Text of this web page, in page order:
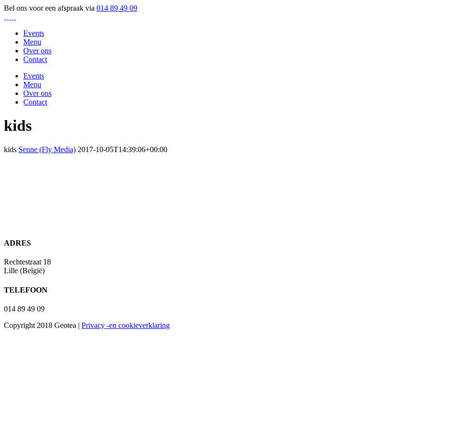
Bel ons voor een afspraak via 014 89 49 09
Events
Menu
Over ons
Contact
Events
Menu
Over ons
Contact
kids
kids Senne (Fly Media) 2017-10-05T14:39:06+00:00
ADRES
Rechtestraat 18
Lille (België)
TELEFOON
014 89 49 09
Copyright 2018 Geotea | Privacy -en cookieverklaring